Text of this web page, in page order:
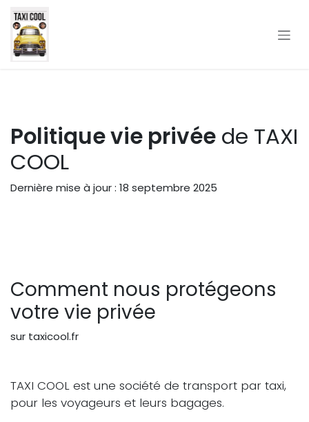
Politique vie privée de TAXI
COOL
Dernière mise à jour : 18 septembre 2025
Comment nous protégeons
votre vie privée
sur taxicool.fr
TAXI COOL est une société de transport par taxi,
pour les voyageurs et leurs bagages.